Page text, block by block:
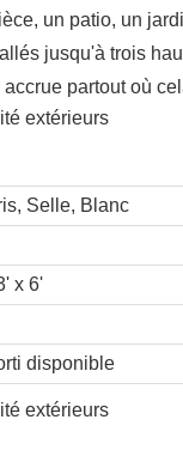
un patio, un
jusqu'à trois
partout où
Selle, Blanc
x 6'
disponible